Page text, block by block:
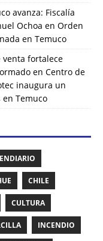
avanza: Fiscalía
Ochoa en Orden
en Temuco
venta fortalece
en Centro de
inaugura un
Temuco
CHILE
CULTURA
INCENDIO